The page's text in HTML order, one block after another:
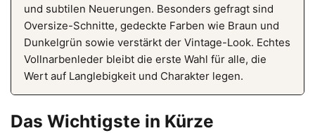
und subtilen Neuerungen. Besonders gefragt sind
Oversize-Schnitte, gedeckte Farben wie Braun und
Dunkelgrün sowie verstärkt der Vintage-Look. Echtes
Vollnarbenleder bleibt die erste Wahl für alle, die
Wert auf Langlebigkeit und Charakter legen.
Das Wichtigste in Kürze